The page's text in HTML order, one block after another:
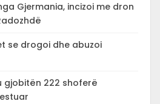
Gjermania, incizoi me dron
se drogoi dhe abuzoi
gjobitën 222 shoferë